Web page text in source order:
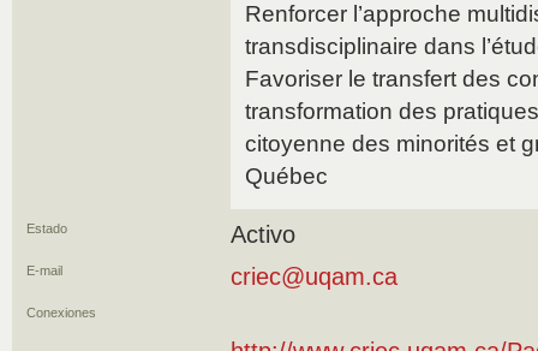
Renforcer l’approche
transdisciplinaire dans
Favoriser le transfert des
transformation des
citoyenne des minorités et
Québec
Estado Activo
E-mail criec@uqam.ca
Conexiones